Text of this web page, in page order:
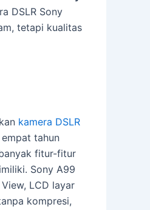
DSLR Sony
tetapi kualitas
kamera DSLR
tahun
fitur-fitur
Sony A99
LCD layar
kompresi,